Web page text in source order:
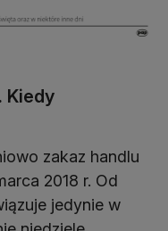
Kiedy
zakaz handlu
2018 r. Od
jedynie w